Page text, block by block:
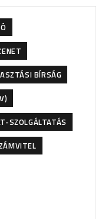
BÍRSÁG
SZOLGÁLTATÁS